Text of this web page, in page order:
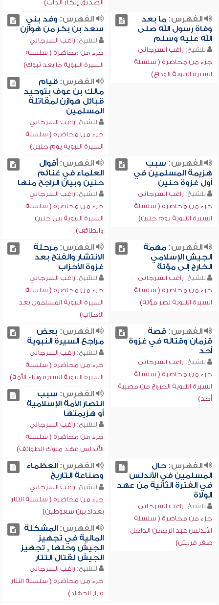
الصديق إنكار الذات)
الفهرس:ما بعد
وفاة رسول الله صلى
الله عليه وسلم
للشيخ: راغب السرجاني
جزء من محاضرة ( سلسلة
السيرة النبوية الوداع)
الفهرس: وفد بني
سعد بن بكر من هوازن
للشيخ: راغب السرجاني
جزء من محاضرة ( سلسلة
السيرة النبوية ما بعد تبوك)
الفهرس:قيام
مالك بن عوف بتوحيد
قبائل هوازن لمقاتلة
المسلمين
للشيخ: راغب السرجاني
جزء من محاضرة ( سلسلة
السيرة النبوية يوم حنين)
الفهرس: سبب
هزيمة المسلمين في
أول غزوة حنين
للشيخ: راغب السرجاني
جزء من محاضرة ( سلسلة
السيرة النبوية يوم حنين)
الفهرس:أقوال
العلماء في غنائم
حنين وبيان الراجح منها
للشيخ: راغب السرجاني
جزء من محاضرة ( سلسلة
السيرة النبوية بين حنين
والطائف)
الفهرس:مهمة
الجيش الإسلامي
الخارج إلى مؤتة
للشيخ: راغب السرجاني
جزء من محاضرة ( سلسلة
السيرة النبوية نصر مؤتة)
الفهرس:مرحلة
الانتشار والفتح بعد
غزوة الأحزاب
للشيخ: راغب السرجاني
جزء من محاضرة ( سلسلة
السيرة النبوية المسلمون بعد
الأحزاب)
الفهرس:قصة
قزمان وقتاله في غزوة
أحد
للشيخ: راغب السرجاني
جزء من محاضرة ( سلسلة
السيرة النبوية الخروج من مصيبة
أحد)
الفهرس: بعض
مراجع السيرة النبوية
للشيخ: راغب السرجاني
جزء من محاضرة ( سلسلة
السيرة النبوية السيرة وبناء الأمة)
الفهرس: سبب
انتصار الأمة الإسلامية
أو هزيمتها
للشيخ: راغب السرجاني
جزء من محاضرة ( سلسلة
الأندلس عهد ملوك الطوائف)
الفهرس:حال
المسلمين في الأندلس
في الفترة الثانية من عهد
الولاة
للشيخ: راغب السرجاني
جزء من محاضرة ( سلسلة
الأندلس عبد الرحمن الداخل
صقر قريش)
الفهرس:العظماء
وصناعة التاريخ
للشيخ: راغب السرجاني
جزء من محاضرة ( سلسلة التتار
بغداد بين سقوطين)
الفهرس:المشكلة
المالية في تجهيز
الجيش وحلها , تجهيز
الجيش لقتال التتار
للشيخ: راغب السرجاني
جزء من محاضرة ( سلسلة التتار
قرار الجهاد)